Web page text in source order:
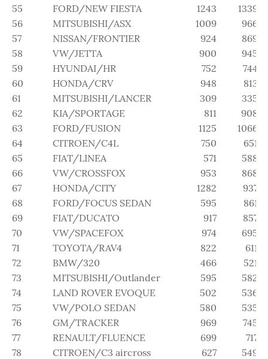
55
FORD/NEW FIESTA 1243
1339
56
MITSUBISHI/ASX 1009
966
57
NISSAN/FRONTIER 924
869
58
VW/JETTA 900
945
59
HYUNDAI/HR 752
744
60
HONDA/CRV 948
813
61
MITSUBISHI/LANCER 309
335
62
KIA/SPORTAGE 811
908
63
FORD/FUSION 1125
1066
64
CITROEN/C4L 750
651
65
FIAT/LINEA 571
588
66
VW/CROSSFOX 953
868
67
HONDA/CITY 1282
937
68
FORD/FOCUS SEDAN 595
861
69
FIAT/DUCATO 917
857
70
VW/SPACEFOX 974
695
71
TOYOTA/RAV4 822
611
72
BMW/320 466
521
73
MITSUBISHI/Outlander 595
582
74
LAND ROVER EVOQUE 502
536
75
VW/POLO SEDAN 580
535
76
GM/TRACKER 969
745
77
RENAULT/FLUENCE 699
717
78
CITROEN/C3 aircross 627
549